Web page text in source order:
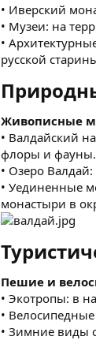
• Иверский
• Музеи: на
•
русской
Живописные
• Валдайский
флоры и фауны.
• Озеро
• Уединенные
монастыри в
Пешие и
• Экотропы: в
•
• Зимние виды